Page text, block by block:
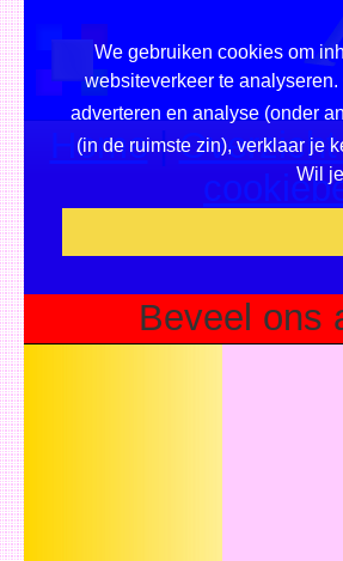
We gebruiken cookies om
websiteverkeer te
adverteren en analyse (onder
(in de ruimste zin), verklaar je
Wil
Home|
Beveel ons